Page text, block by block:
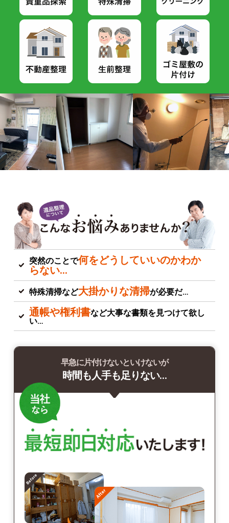
突然のことで何をどうしていいのかわか
らない…
特殊清掃など大掛かりな清掃が必要だ…
通帳や権利書など大事な書類を見つけて欲し
い…
早急に片付けないといけないが
時間も人手も足りない…